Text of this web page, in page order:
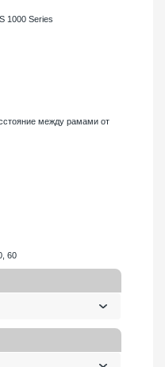
1000 Series
между рамами от
60